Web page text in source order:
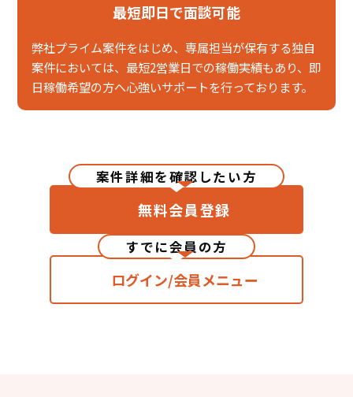
最短即日で面談可能
弊社プライム案件をはじめ、専属担当が保有する独自
案件においては、最短2営業日での稼働実績もあり、即
日稼働希望の方へ心強いサポートを行っております。
案件詳細を確認したい方
無料会員登録
すでに会員の方
ログイン/会員メニュー